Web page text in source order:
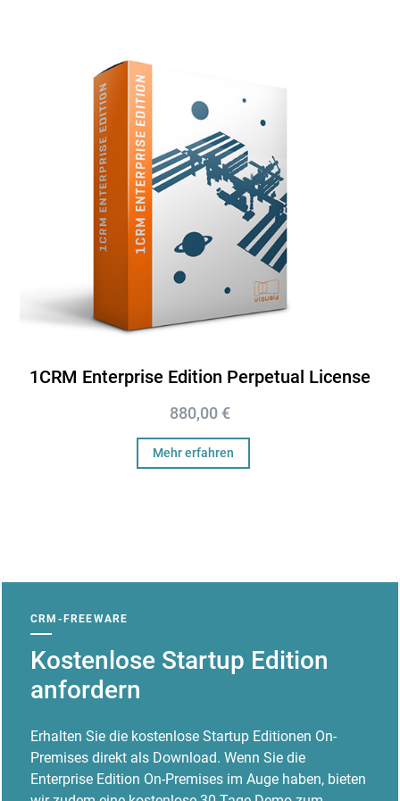
1CRM Enterprise Edition Perpetual License
880,00 €
Mehr erfahren
CRM-FREEWARE
Kostenlose Startup Edition
anfordern
Erhalten Sie die kostenlose Startup Editionen On-
Premises direkt als Download. Wenn Sie die
Enterprise Edition On-Premises im Auge haben, bieten